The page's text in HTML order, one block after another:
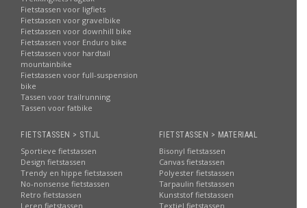
Fietstassen voor ligfiets
Fietstassen voor gravelbike
Fietstassen voor downhill bike
Fietstassen voor Enduro bike
Fietstassen voor hardtail
mountainbike
Fietstassen voor full-suspension
bike
Tassen voor trailrunning
Tassen voor fatbike
FIETSTASSEN > STIJL
Sportieve fietstassen
Design fietstassen
Trendy en hippe fietstassen
No-nonsense fietstassen
Retro fietstassen
Leren fietstassen
FIETSTASSEN > MATERIAAL
Bisonyl fietstassen
Canvas fietstassen
Polyester fietstassen
Tarpaulin fietstassen
Kunststof fietstassen
Textiel fietstassen